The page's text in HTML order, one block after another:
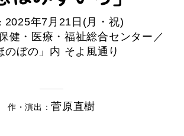
2025年7月21日(月・祝)
健・医療・福祉総合センター／
のぼの」内 そよ風通り
作・演出：菅原直樹